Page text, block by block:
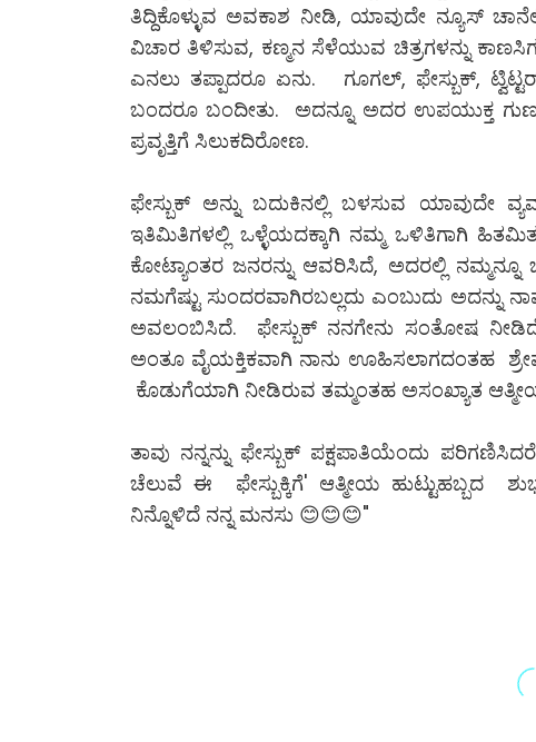
ತಿದ್ದಿಕೊಳ್ಳುವ ಅವಕಾಶ ನೀಡಿ, ಯಾವುದೇ ನ್ಯೂಸ್
ವಿಚಾರ ತಿಳಿಸುವ, ಕಣ್ಮನ ಸೆಳೆಯುವ ಚಿತ್ರಗಳನ್ನು
ಎನಲು ತಪ್ಪಾದರೂ ಏನು. ಗೂಗಲ್, ಫೇಸ್ಬುಕ್,
ಬಂದರೂ ಬಂದೀತು. ಅದನ್ನೂ ಅದರ ಉಪಯುಕ್ತ
ಪ್ರವೃತ್ತಿಗೆ ಸಿಲುಕದಿರೋಣ.
ಫೇಸ್ಬುಕ್ ಅನ್ನು ಬದುಕಿನಲ್ಲಿ ಬಳಸುವ ಯಾವುದೇ
ಇತಿಮಿತಿಗಳಲ್ಲಿ ಒಳ್ಳೆಯದಕ್ಕಾಗಿ ನಮ್ಮ ಒಳಿತಿಗಾಗಿ
ಕೋಟ್ಯಾಂತರ ಜನರನ್ನು ಆವರಿಸಿದೆ, ಅದರಲ್ಲಿ
ನಮಗೆಷ್ಟು ಸುಂದರವಾಗಿರಬಲ್ಲದು ಎಂಬುದು ಅದನ್ನು
ಅವಲಂಬಿಸಿದೆ. ಫೇಸ್ಬುಕ್ ನನಗೇನು ಸಂತೋಷ
ಅಂತೂ ವೈಯಕ್ತಿಕವಾಗಿ ನಾನು ಊಹಿಸಲಾಗದಂತಹ
ಕೊಡುಗೆಯಾಗಿ ನೀಡಿರುವ ತಮ್ಮಂತಹ ಅಸಂಖ್ಯಾತ
ತಾವು ನನ್ನನ್ನು ಫೇಸ್ಬುಕ್ ಪಕ್ಷಪಾತಿಯೆಂದು
ಚೆಲುವೆ ಈ ಫೇಸ್ಬುಕ್ಕಿಗೆ' ಆತ್ಮೀಯ ಹುಟ್ಟುಹಬ್ಬದ
ನಿನ್ನೊಳಿದೆ ನನ್ನ ಮನಸು 😊😊😊"